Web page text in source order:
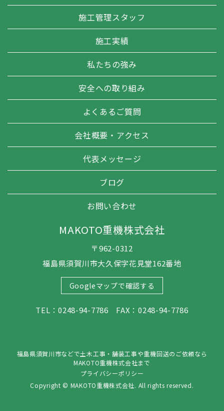
施工管理スタッフ
施工実績
私たちの強み
安全への取り組み
よくあるご質問
会社概要・アクセス
代表メッセージ
ブログ
お問い合わせ
MAKOTO重機株式会社
〒962-0312
福島県須賀川市大久保字花見堂162番地
Googleマップで確認する
TEL：0248-94-7786 FAX：0248-94-7786
福島県須賀川市などで土木工事・舗装工事や重機回送のご依頼なら
MAKOTO重機株式会社まで
プライバシーポリシー
Copyright © MAKOTO重機株式会社. All rights reserved.